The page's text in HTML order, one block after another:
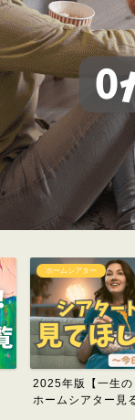
プロジェクター
1人暮らしの後悔し
ターの選び方を紹